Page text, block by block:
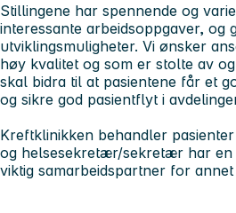
Stillingene har spennende og
interessante arbeidsoppgaver, og
utviklingsmuligheter. Vi ønsker
høy kvalitet og som er stolte av
skal bidra til at pasientene får et
og sikre god pasientflyt i
Kreftklinikken behandler
og helsesekretær/sekretær har en
viktig samarbeidspartner for